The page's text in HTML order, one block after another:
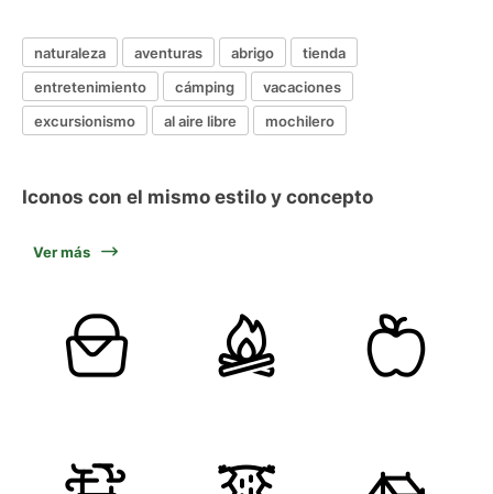
naturaleza aventuras abrigo
tienda
entretenimiento
cámping
vacaciones
excursionismo
al aire libre mochilero
Iconos con el mismo estilo y concepto
Ver más